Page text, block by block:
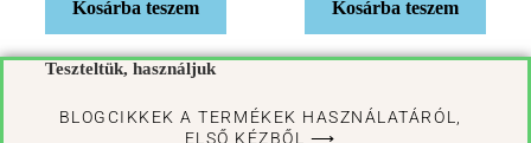
Kosárba teszem Kosárba teszem
Teszteltük, használjuk
BLOGCIKKEK A TERMÉKEK HASZNÁLATÁRÓL,
ELSŐ KÉZBŐL ⟶